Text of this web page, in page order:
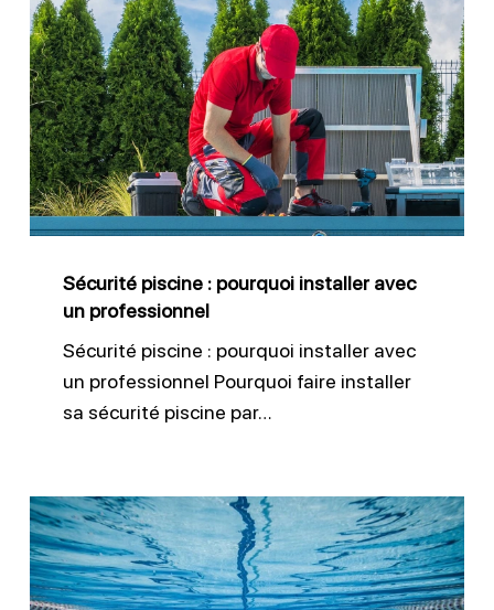
Sécurité
piscine
:
pourquoi
installer
avec
un
Sécurité piscine : pourquoi installer avec
un professionnel
Sécurité piscine : pourquoi installer avec
un professionnel Pourquoi faire installer
sa sécurité piscine par…
Sécurité
piscine
collective